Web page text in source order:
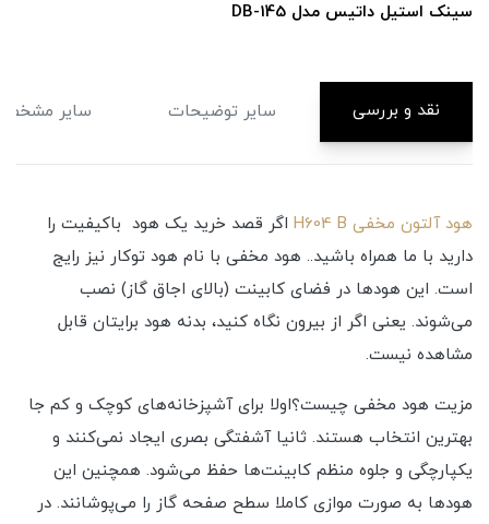
سینک استیل داتیس مدل DB-145
نقد و بررسی سایر توضیحات سایر
هود آلتون مخفی H604 B
اگر قصد خرید یک هود باکیفیت را
دارید با ما همراه باشید.. هود مخفی با نام هود توکار نیز رایج
است. این هودها در فضای کابینت (بالای اجاق گاز) نصب
می‌شوند. یعنی اگر از بیرون نگاه کنید، بدنه هود برایتان قابل
مشاهده نیست.
مزیت هود مخفی چیست؟اولا برای آشپزخانه‌های کوچک و کم جا
بهترین انتخاب هستند. ثانیا آشفتگی بصری ایجاد نمی‌کنند و
یکپارچگی و جلوه منظم کابینت‌ها حفظ می‌شود. همچنین این
هودها به صورت موازی کاملا سطح صفحه گاز را می‌پوشانند. در